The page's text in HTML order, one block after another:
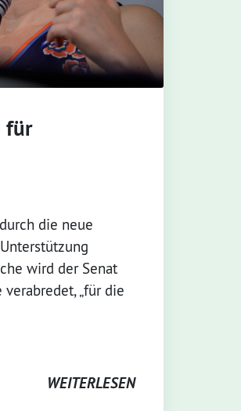
für
die neue
wird der Senat
„für die
WEITERLESEN